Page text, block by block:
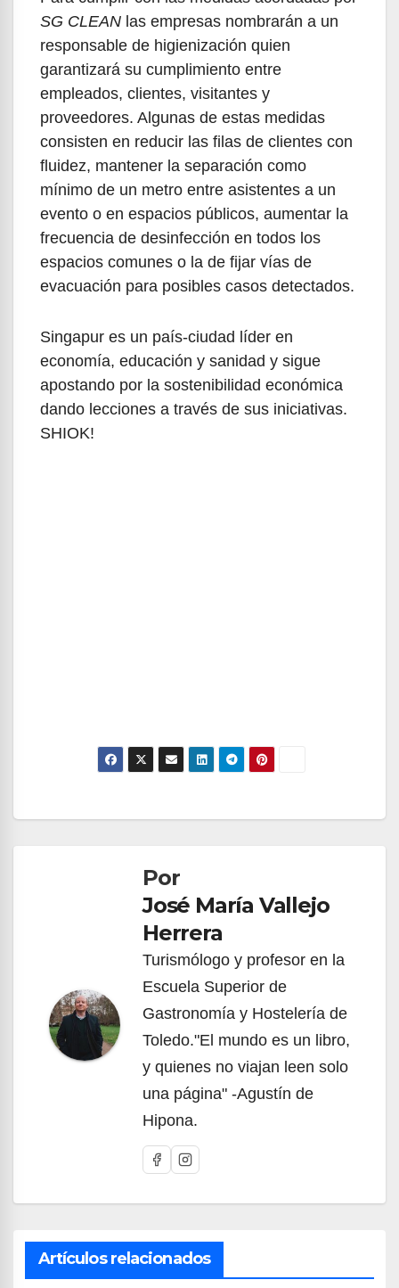
SG CLEAN las empresas nombrarán a un
responsable de higienización quien
garantizará su cumplimiento entre
empleados, clientes, visitantes y
proveedores. Algunas de estas medidas
consisten en reducir las filas de clientes con
fluidez, mantener la separación como
mínimo de un metro entre asistentes a un
evento o en espacios públicos, aumentar la
frecuencia de desinfección en todos los
espacios comunes o la de fijar vías de
evacuación para posibles casos detectados.
Singapur es un país-ciudad líder en
economía, educación y sanidad y sigue
apostando por la sostenibilidad económica
dando lecciones a través de sus iniciativas.
SHIOK!
Navegación
entradasPor
José María Vallejo
Herrera
Turismólogo y profesor en la
Escuela Superior de
Gastronomía y Hostelería de
Toledo."El mundo es un libro,
y quienes no viajan leen solo
una página" -Agustín de
Hipona.
Artículos relacionados